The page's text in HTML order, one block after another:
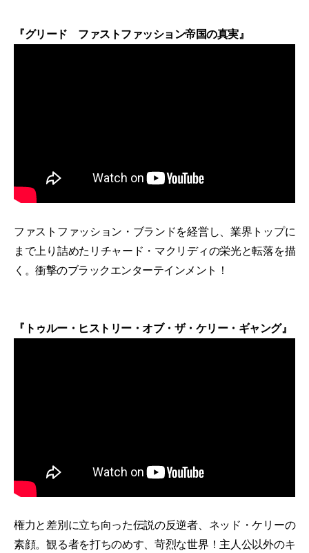
『グリード ファストファッション帝国の真実』
ファストファッション・ブランドを経営し、業界トップに
まで上り詰めたリチャード・マクリディの栄光と転落を描
く。衝撃のブラックエンターテインメント！
『トゥルー・ヒストリー・オブ・ザ・ケリー・ギャング』
権力と差別に立ち向った伝説の反逆者、ネッド・ケリーの
素顔。観る者を打ちのめす、苛烈な世界！主人公以外のキ